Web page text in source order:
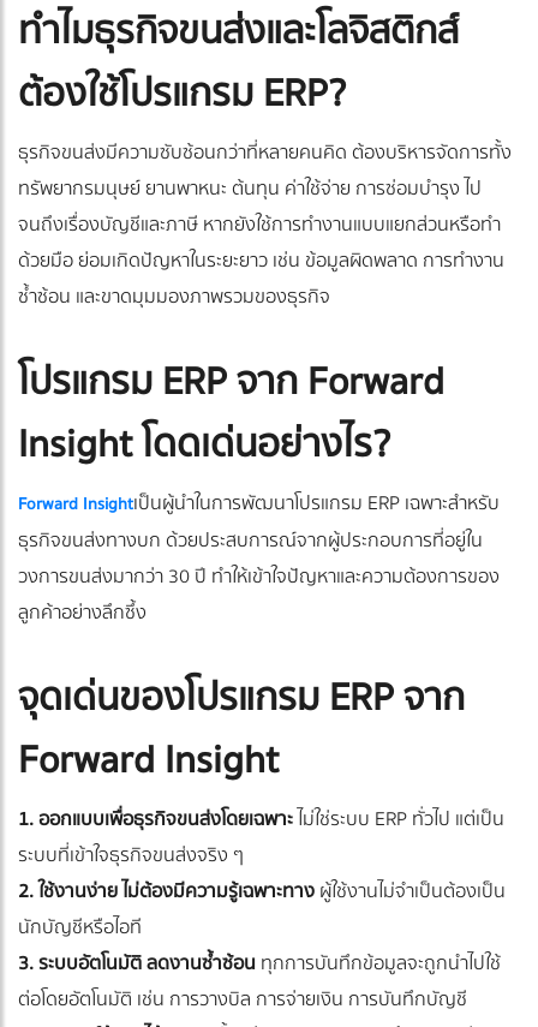
ทำไมธุรกิจขนส่งและโลจิสติกส์
ต้องใช้โปรแกรม ERP?
ธุรกิจขนส่งมีความซับซ้อนกว่าที่หลายคนคิด ต้องบริหารจัดการทั้ง
ทรัพยากรมนุษย์ ยานพาหนะ ต้นทุน ค่าใช้จ่าย การซ่อมบำรุง ไป
จนถึงเรื่องบัญชีและภาษี หากยังใช้การทำงานแบบแยกส่วนหรือทำ
ด้วยมือ ย่อมเกิดปัญหาในระยะยาว เช่น ข้อมูลผิดพลาด การทำงาน
ซ้ำซ้อน และขาดมุมมองภาพรวมของธุรกิจ
โปรแกรม ERP จาก Forward
Insight โดดเด่นอย่างไร?
Forward Insightเป็นผู้นำในการพัฒนาโปรแกรม ERP เฉพาะสำหรับ
ธุรกิจขนส่งทางบก ด้วยประสบการณ์จากผู้ประกอบการที่อยู่ใน
วงการขนส่งมากว่า 30 ปี ทำให้เข้าใจปัญหาและความต้องการของ
ลูกค้าอย่างลึกซึ้ง
จุดเด่นของโปรแกรม ERP จาก
Forward Insight
1. ออกแบบเพื่อธุรกิจขนส่งโดยเฉพาะไม่ใช่ระบบ ERP ทั่วไป แต่เป็น
ระบบที่เข้าใจธุรกิจขนส่งจริง ๆ
2. ใช้งานง่าย ไม่ต้องมีความรู้เฉพาะทางผู้ใช้งานไม่จำเป็นต้องเป็น
นักบัญชีหรือไอที
3. ระบบอัตโนมัติ ลดงานซ้ำซ้อนทุกการบันทึกข้อมูลจะถูกนำไปใช้
ต่อโดยอัตโนมัติ เช่น การวางบิล การจ่ายเงิน การบันทึกบัญชี